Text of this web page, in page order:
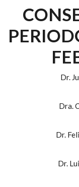
Dr.
Dra.
Dr.
Dr.